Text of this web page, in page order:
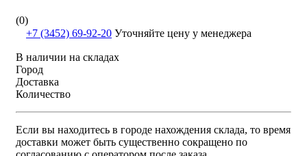
(0)
+7 (3452) 69-92-20 Уточняйте цену у менеджера
В наличии на складах
Город
Доставка
Количество
Если вы находитесь в городе нахождения склада, то время
доставки может быть существенно сокращено по